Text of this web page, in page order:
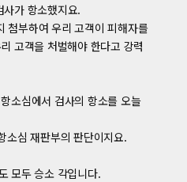
가 항소했지요.
첨부하여 우리 고객이 피해자를
고객을 처벌해야 한다고 강력
소심에서 검사의 항소를 오늘
소심 재판부의 판단이지요.
모두 승소 각입니다.